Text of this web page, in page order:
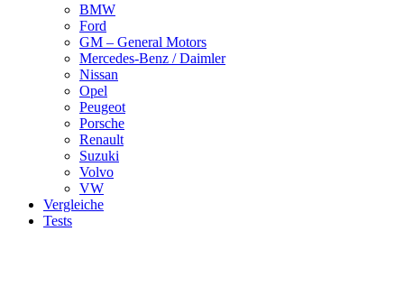
BMW
Ford
GM – General Motors
Mercedes-Benz / Daimler
Nissan
Opel
Peugeot
Porsche
Renault
Suzuki
Volvo
VW
Vergleiche
Tests